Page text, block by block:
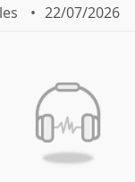
22/07/2026